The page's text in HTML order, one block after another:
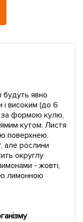
будуть явно
і високим (до 6
за формою кулю,
кутом. Листя
поверхнею.
але рослини
округлу
- жовті,
лимонною